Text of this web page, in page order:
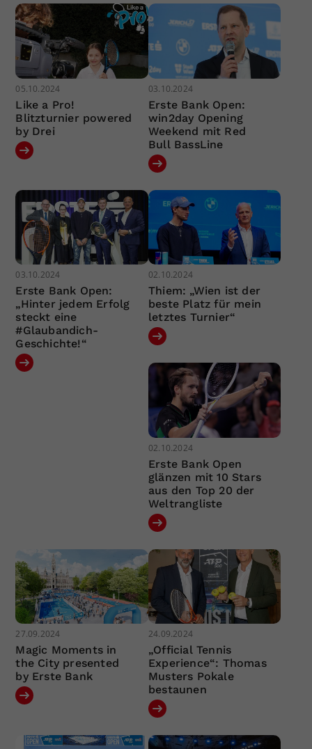
05.10.2024
Like a Pro!
Blitzturnier powered
by Drei
03.10.2024
Erste Bank Open:
win2day Opening
Weekend mit Red
Bull BassLine
03.10.2024
Erste Bank Open:
„Hinter jedem Erfolg
steckt eine
#Glaubandich-
Geschichte!“
02.10.2024
Thiem: „Wien ist der
beste Platz für mein
letztes Turnier“
02.10.2024
Erste Bank Open
glänzen mit 10 Stars
aus den Top 20 der
Weltrangliste
27.09.2024
Magic Moments in
the City presented
by Erste Bank
24.09.2024
„Official Tennis
Experience“: Thomas
Musters Pokale
bestaunen